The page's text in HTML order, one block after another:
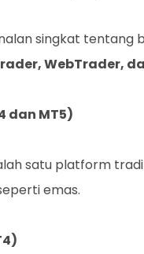
singkat tentang
WebTrader,
dan MT5)
satu platform
emas.